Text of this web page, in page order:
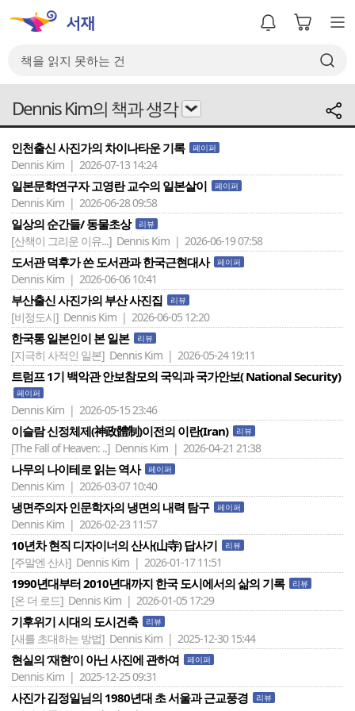
Dennis Kim의 책과 생각
인천출신 사진가의 차이나타운 기록 페이퍼
Dennis Kim | 2026-07-13 14:24
일본문학연구자 고영란 교수의 일본살이 페이퍼
Dennis Kim | 2026-06-28 09:58
일상의 순간들/ 동물초상 리뷰
[산책이 그리운 이유...] Dennis Kim | 2026-06-19 07:58
도서관 덕후가 쓴 도서관과 한국근현대사 페이퍼
Dennis Kim | 2026-06-06 10:41
부산출신 사진가의 부산 사진집 리뷰
[비정도시] Dennis Kim | 2026-06-05 12:20
한국통 일본인이 본 일본 리뷰
[지극히 사적인 일본] Dennis Kim | 2026-05-24 19:11
트럼프 1기 백악관 안보참모의 국익과 국가안보( National Security)
페이퍼
Dennis Kim | 2026-05-15 23:46
이슬람 신정체제(神政體制)이전의 이란(Iran) 리뷰
[The Fall of Heaven: ..] Dennis Kim | 2026-04-21 21:38
나무의 나이테로 읽는 역사 페이퍼
Dennis Kim | 2026-03-07 10:40
냉면주의자 인문학자의 냉면의 내력 탐구 페이퍼
Dennis Kim | 2026-02-23 11:57
10년차 현직 디자이너의 산사(山寺) 답사기 리뷰
[주말엔 산사] Dennis Kim | 2026-01-17 11:51
1990년대부터 2010년대까지 한국 도시에서의 삶의 기록 리뷰
[온 더 로드] Dennis Kim | 2026-01-05 17:29
기후위기 시대의 도시건축 리뷰
[새를 초대하는 방법] Dennis Kim | 2025-12-30 15:44
현실의 ‘재현’이 아닌 사진에 관하여 페이퍼
Dennis Kim | 2025-12-25 09:31
사진가 김정일님의 1980년대 초 서울과 근교풍경 리뷰